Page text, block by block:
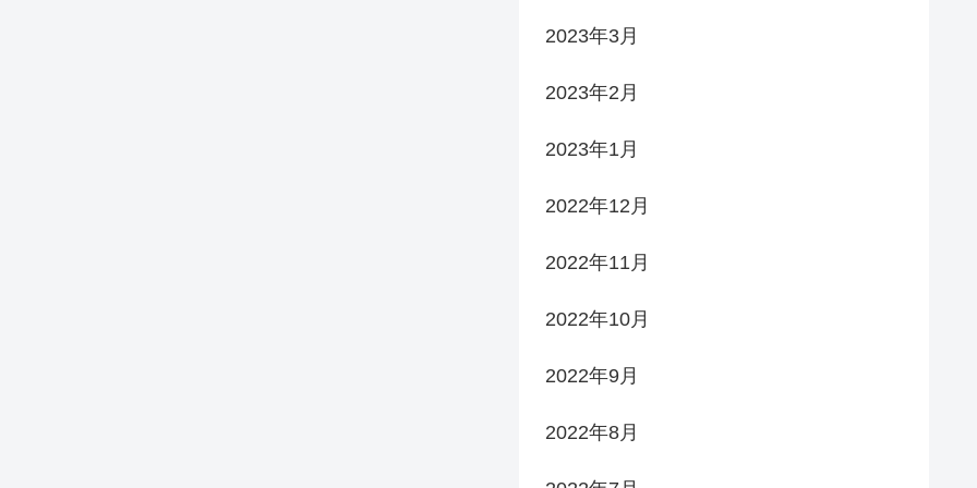
2023年3月
2023年2月
2023年1月
2022年12月
2022年11月
2022年10月
2022年9月
2022年8月